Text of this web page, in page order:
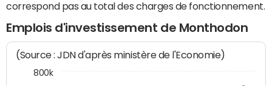
correspond pas au total des charges de fonctionnement.
Emplois d'investissement de Monthodon
(Source : JDN d'après ministère de l'Economie)
800k